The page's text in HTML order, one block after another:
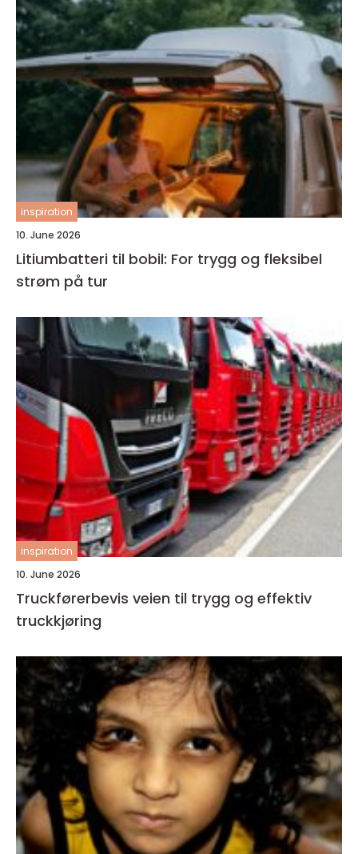
inspiration
10. June 2026
Litiumbatteri til bobil: For trygg og fleksibel
strøm på tur
inspiration
10. June 2026
Truckførerbevis veien til trygg og effektiv
truckkjøring